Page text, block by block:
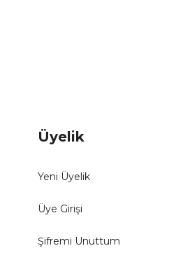
Üyelik
Yeni Üyelik
Üye Girişi
Şifremi Unuttum